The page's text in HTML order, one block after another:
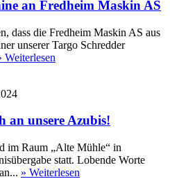
an Fredheim Maskin AS
dass die Fredheim Maskin AS aus
unserer Targo Schredder
Weiterlesen
an unsere Azubis!
im Raum „Alte Mühle“ in
statt. Lobende Worte
» Weiterlesen